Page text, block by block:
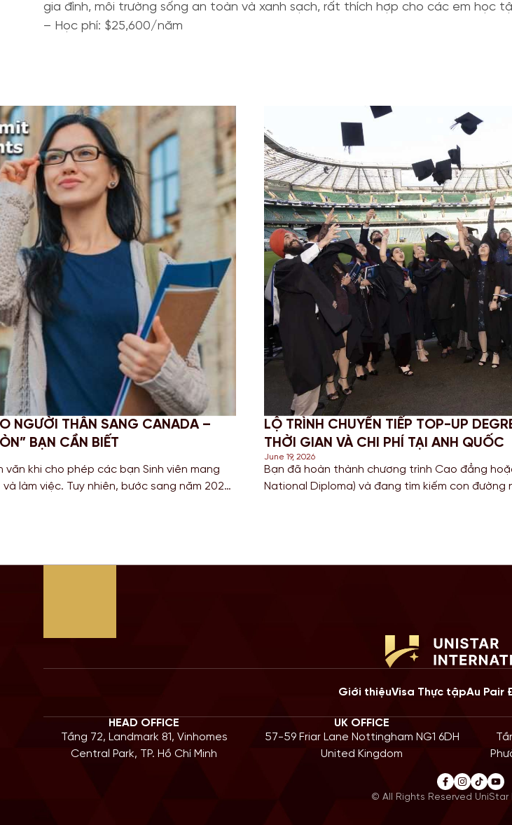
gia đình, môi trường sống an toàn và xanh sạch, rất thích hợp cho các em học
– Học phí: $25,600/năm
UP DEGREE: GIẢI PHÁP TỐI ƯU
QUỐC
đẳng hoặc sở hữu bằng HND (Higher
con đường ngắn nhất để sở hữu tấm bằng
CHINH PHỤC STEM OPT 2026: CẬP
NGHĨA VỤ BÁO CÁO CHO SINH VIÊN
June 18, 2026
Đối với các bạn Sinh viên đang theo đuổi khối
thuật và Toán học tại Mỹ, chương trình gia
Giới thiệuVisa Thực tậpAu Pair
HEAD OFFICE
Tầng 72, Landmark 81, Vinhomes
Central Park, TP. Hồ Chí Minh
UK OFFICE
57-59 Friar Lane Nottingham NG1 6DH
United Kingdom
© All Rights Reserved